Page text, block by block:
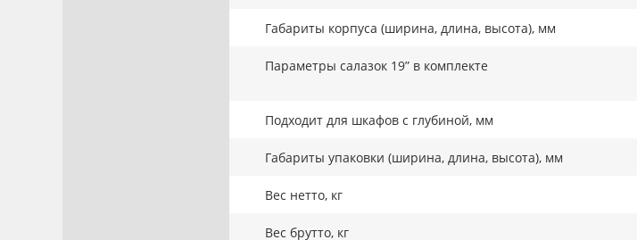
Габариты корпуса (ширина, длина, высота), мм
Параметры салазок 19” в комплекте
Подходит для шкафов с глубиной, мм
Габариты упаковки (ширина, длина, высота), мм
Вес нетто, кг
Вес брутто, кг